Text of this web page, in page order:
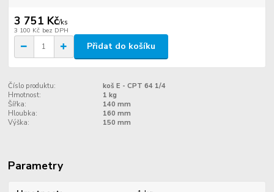
3 751 Kč/ks
3 100 Kč bez DPH
Přidat do košíku
Číslo produktu:
koš E - CPT 64 1/4
Hmotnost:
1 kg
Šířka:
140 mm
Hloubka:
160 mm
Výška:
150 mm
Parametry